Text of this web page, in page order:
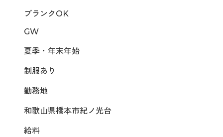
ブランクOK
GW
夏季・年末年始
制服あり
勤務地
和歌山県橋本市紀ノ光台
給料